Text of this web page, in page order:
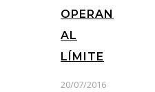
OPERAN
AL
LÍMITE
20/07/2016